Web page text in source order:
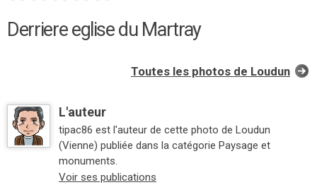
Derriere eglise du Martray
Toutes les photos de Loudun
L'auteur
tipac86 est l'auteur de cette photo de Loudun
(Vienne) publiée dans la catégorie Paysage et
monuments.
Voir ses publications